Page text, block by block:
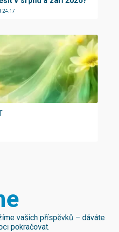
24:17
vašich příspěvků – dáváte
pokračovat.